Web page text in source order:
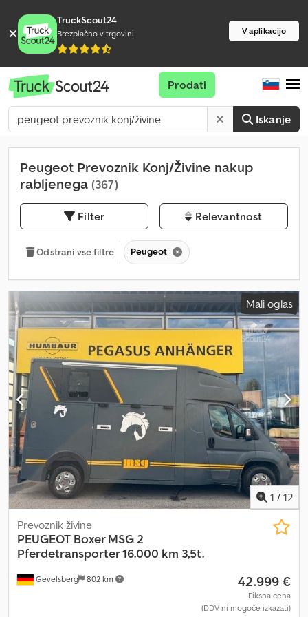
TruckScout24
Brezplačno v trgovini V aplikacijo
Iskanje
Prodati
Peugeot Prevoznik Konj/Živine nakup
rabljenega (367)
Filter Relevantnost
Odstrani vse filtre Peugeot
Mali oglas
1 / 12
Gevelsberg 802 km
Prevoznik živine
PEUGEOT Boxer MSG 2
Pferdetransporter 16.000 km 3,5t.
42.999 €
Fiksna cena
(DDV ni mogoče izkazati)